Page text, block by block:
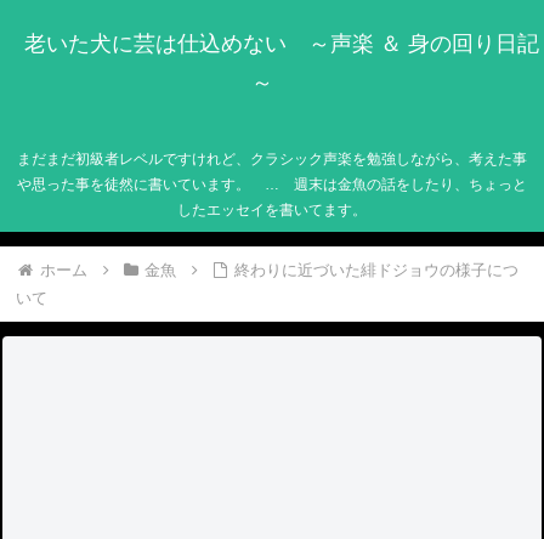
老いた犬に芸は仕込めない ～声楽 ＆ 身の回り日記
～
まだまだ初級者レベルですけれど、クラシック声楽を勉強しながら、考えた事
や思った事を徒然に書いています。 … 週末は金魚の話をしたり、ちょっと
したエッセイを書いてます。
ホーム 金魚
終わりに近づいた緋ドジョウの様子につ
いて